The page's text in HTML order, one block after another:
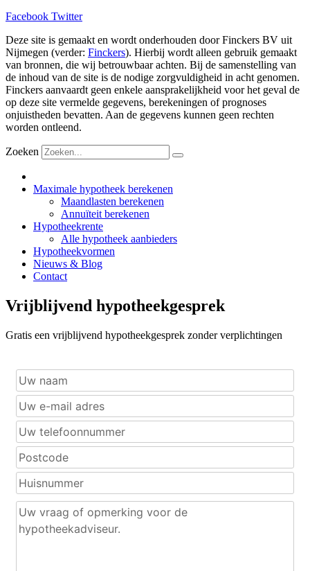
Facebook Twitter
Deze site is gemaakt en wordt onderhouden door Finckers BV uit
Nijmegen (verder: Finckers). Hierbij wordt alleen gebruik gemaakt
van bronnen, die wij betrouwbaar achten. Bij de samenstelling van
de inhoud van de site is de nodige zorgvuldigheid in acht genomen.
Finckers aanvaardt geen enkele aansprakelijkheid voor het geval de
op deze site vermelde gegevens, berekeningen of prognoses
onjuistheden bevatten. Aan de gegevens kunnen geen rechten
worden ontleend.
Zoeken
Maximale hypotheek berekenen
Maandlasten berekenen
Annuïteit berekenen
Hypotheekrente
Alle hypotheek aanbieders
Hypotheekvormen
Nieuws & Blog
Contact
Vrijblijvend hypotheekgesprek
Gratis een vrijblijvend hypotheekgesprek zonder verplichtingen